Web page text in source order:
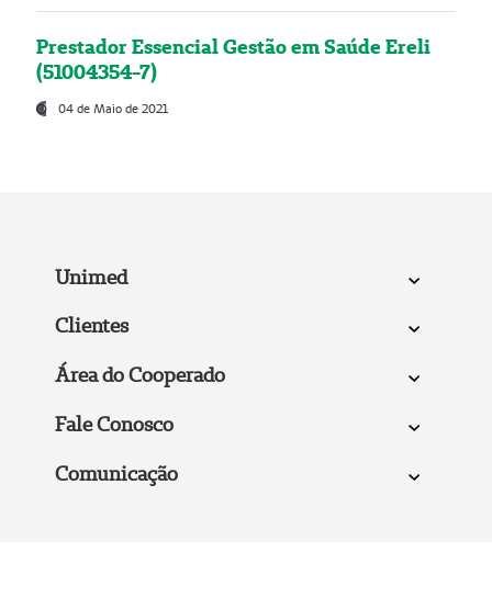
Prestador Essencial Gestão em Saúde Ereli
(51004354-7)
04 de Maio de 2021
Unimed
Clientes
Área do Cooperado
Fale Conosco
Comunicação